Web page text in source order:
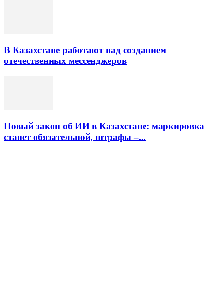
В Казахстане работают над созданием
отечественных мессенджеров
Новый закон об ИИ в Казахстане: маркировка
станет обязательной, штрафы –...